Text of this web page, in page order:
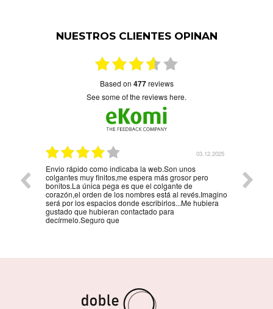
NUESTROS CLIENTES OPINAN
based on 477reviews
see some of the reviews here.
03.12.2025
Envio rápido como indicaba la web.Son unos
colgantes muy finitos,me espera más grosor pero
bonitos.La única pega es que el colgante de
corazón,el orden de los nombres está al revés.Imagino
será por los espacios donde escribirlos...Me hubiera
gustado que hubieran contactado para
decírmelo.Seguro que
la